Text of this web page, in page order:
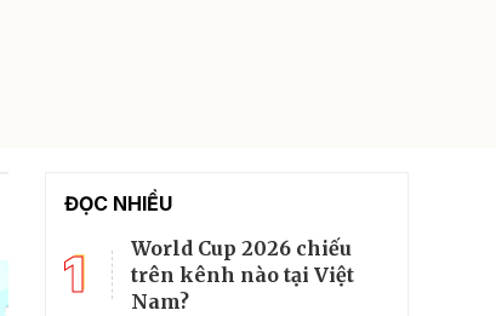
ĐỌC NHIỀU
1
World Cup 2026 chiếu
trên kênh nào tại Việt
Nam?